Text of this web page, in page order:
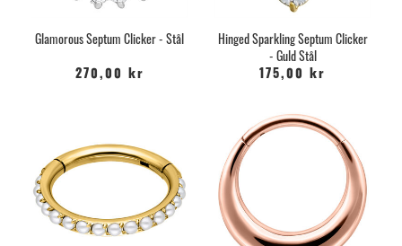
Glamorous Septum Clicker - Stål
270,00 kr
Hinged Sparkling Septum Clicker
- Guld Stål
175,00 kr